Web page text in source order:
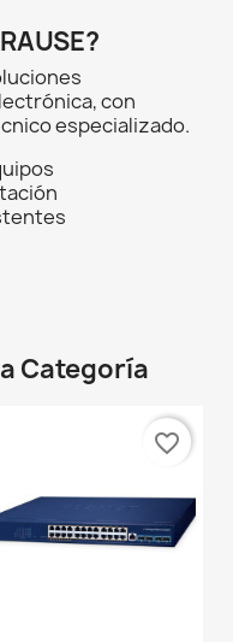
con
especializado.
Categoría
favorite_border